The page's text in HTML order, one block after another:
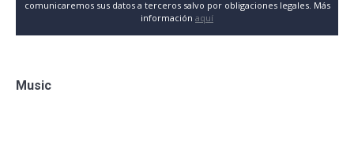
comunicaremos sus datos a terceros salvo por obligaciones legales. Más
información aquí
Music